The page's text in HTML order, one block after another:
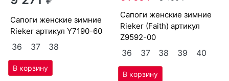
са­поги женс­кие зим­ние
Ri­eker артикулY7190-60
36 37 38
са­поги женс­кие зим­ние
Ri­eker (Fa­ith) артикул
Z9592-00
36 37 38 39 40